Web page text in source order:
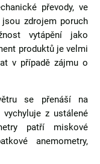
převody, ve
zdrojem poruch
vytápění jako
produktů je velmi
v případě zájmu o
se přenáší na
z ustálené
patří miskové
anemometry,